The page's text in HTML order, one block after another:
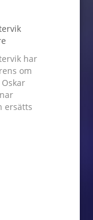
har
om
ersätts